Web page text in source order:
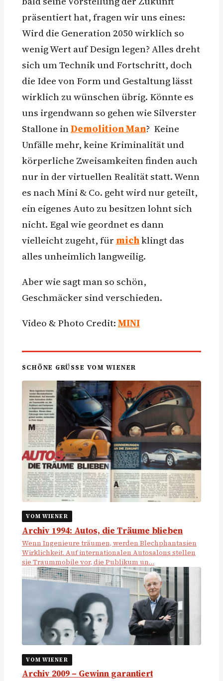
präsentiert hat, fragen wir uns eines:
Wird die Generation 2050 wirklich so
wenig Wert auf Design legen? Alles dreht
sich um Technik und Fortschritt, doch
die Idee von Form und Gestaltung lässt
wirklich zu wünschen übrig. Könnte es
uns irgendwann so gehen wie Silverster
Stallone inDemolition Man? Keine
Unfälle mehr, keine Kriminalität und
körperliche Zweisamkeiten finden auch
nur in der virtuellen Realität statt. Wenn
es nach Mini & Co. geht wird nur geteilt,
ein eigenes Auto zu besitzen lohnt sich
nicht. Egal wie geordnet es dann
vielleicht zugeht, für michklingt das
alles unheimlich langweilig.
Aber wie sagt man so schön,
Geschmäcker sind verschieden.
Video & Photo Credit:MINI
SCHÖNE GRÜSSE VOM WIENER
VOM WIENER
Archiv 1994: Autos, die Träume blieben
Wenn Ingenieure träumen, werden Blechphantasien
Wirklichkeit. Auf internationalen Autosalons stellen
sie Traummobile vor, die Publikum un…
VOM WIENER
Archiv 2009 – Gewinn garantiert